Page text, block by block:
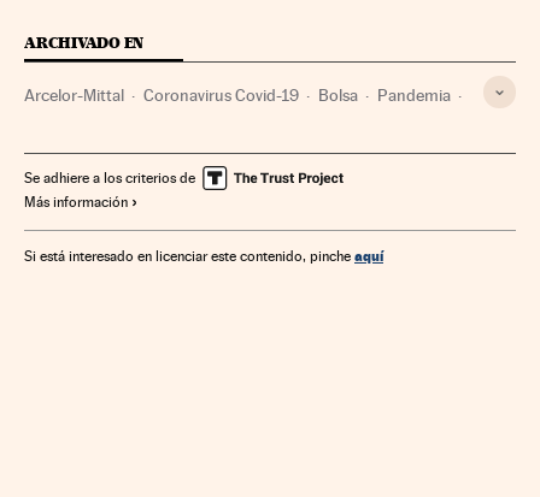
ARCHIVADO EN
Arcelor-Mittal Coronavirus Covid-19 Bolsa Pandemia
Enfermedades infecciosas Mercados financieros
Economía Finanzas Biología Salud
Se adhiere a los criterios de
Más información
Si está interesado en licenciar este contenido, pinche aquí